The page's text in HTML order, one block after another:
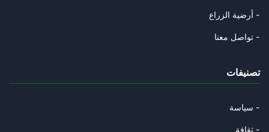
أرضية الزراع -
تواصل معنا -
تصنيفات
سياسة -
ثقافة -